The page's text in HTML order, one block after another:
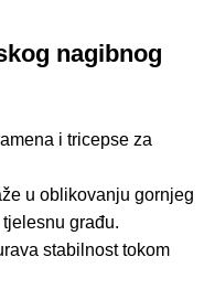
nagibnog
i tricepse za
u oblikovanju gornjeg
građu.
stabilnost tokom